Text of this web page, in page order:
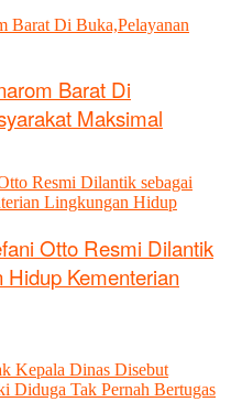
Barat Di
Maksimal
Otto Resmi Dilantik
Hidup Kementerian